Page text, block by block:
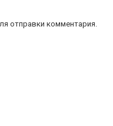
отправки комментария.